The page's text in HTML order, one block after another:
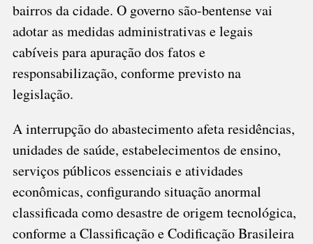
bairros da cidade. O governo são-bentense vai
adotar as medidas administrativas e legais
cabíveis para apuração dos fatos e
responsabilização, conforme previsto na
legislação.
A interrupção do abastecimento afeta residências,
unidades de saúde, estabelecimentos de ensino,
serviços públicos essenciais e atividades
econômicas, configurando situação anormal
classificada como desastre de origem tecnológica,
conforme a Classificação e Codificação Brasileira